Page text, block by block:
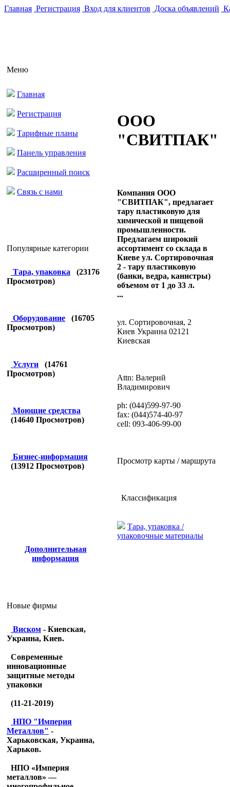
Главная Регистрация Вход для клиентов Доска объявлений
Меню
Главная
Регистрация
Тарифные планы
Панель управления
Расширенный поиск
Связь с нами
Популярные категории
Тара, упаковка (23176
Просмотров)
Оборудование (16705
Просмотров)
Услуги (14761
Просмотров)
Моющие средства
(14640 Просмотров)
Бизнес-информация
(13912 Просмотров)
Дополнительная
информация
Новые фирмы
Виском - Киевская,
Украина, Киев.
Современные
инновационные
защитные методы
упаковки
(11-21-2019)
НПО "Империя
Металлов" -
Харьковская, Украина,
Харьков.
НПО «Империя
металлов» —
ООО
"СВИТПАК"
Компания ООО
"СВИТПАК", предлагает
тару пластиковую для
химической и пищевой
промышленности.
Предлагаем широкий
ассортимент со склада в
Киеве ул. Сортировочная
2 - тару пластиковую
(банки, ведра, канистры)
объемом от 1 до 33 л.
...
ул. Сортировочная, 2
Киев Украина 02121
Киевская
Attn: Валерий
Владимирович
ph: (044)599-97-90
fax: (044)574-40-97
cell: 093-406-99-00
Просмотр карты / маршрута
Классификация
Тара, упаковка /
упаковочные материалы